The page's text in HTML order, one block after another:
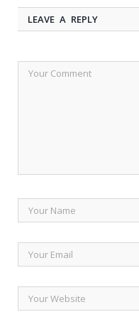
LEAVE A REPLY